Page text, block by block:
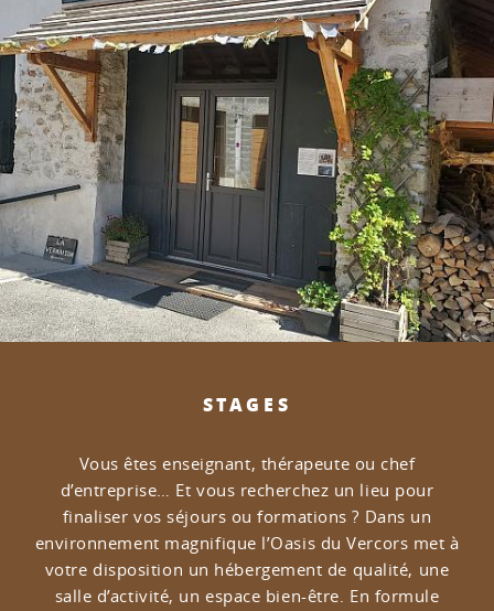
STAGES
Vous êtes enseignant, thérapeute ou chef
d’entreprise… Et vous recherchez un lieu pour
finaliser vos séjours ou formations ? Dans un
environnement magnifique l’Oasis du Vercors met à
votre disposition un hébergement de qualité, une
salle d’activité, un espace bien-être. En formule